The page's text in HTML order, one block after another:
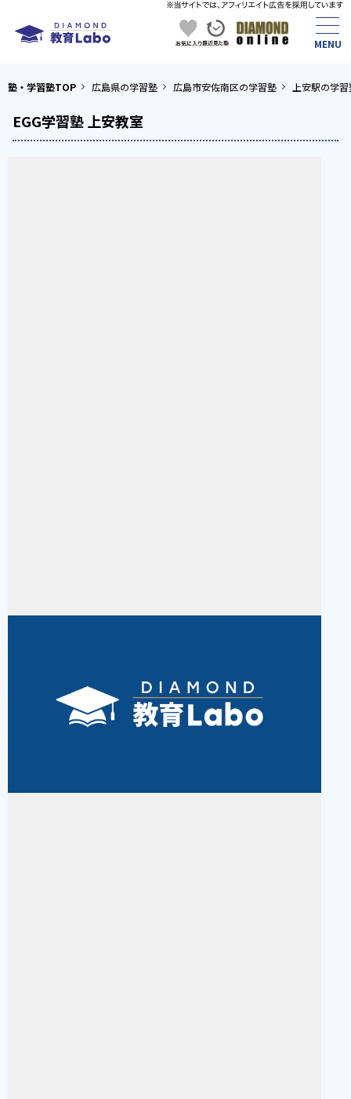
塾・学習塾TOP 広島県の学習塾 広島市安佐南区の学習塾 上安駅の学
EGG学習塾 上安教室